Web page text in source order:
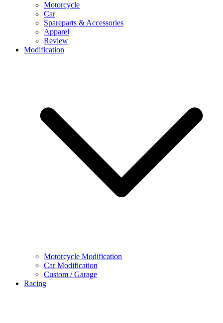
Motorcycle
Car
Spareparts & Accessories
Apparel
Review
Modification
Motorcycle Modification
Car Modification
Custom / Garage
Racing